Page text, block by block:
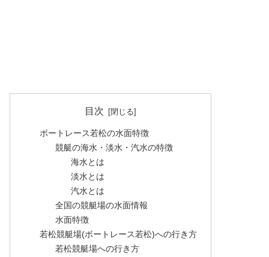
目次
ボートレース若松の水面特徴
競艇の海水・淡水・汽水の特徴
海水とは
淡水とは
汽水とは
全国の競艇場の水面情報
水面特徴
若松競艇場(ボートレース若松)への行き方
若松競艇場への行き方